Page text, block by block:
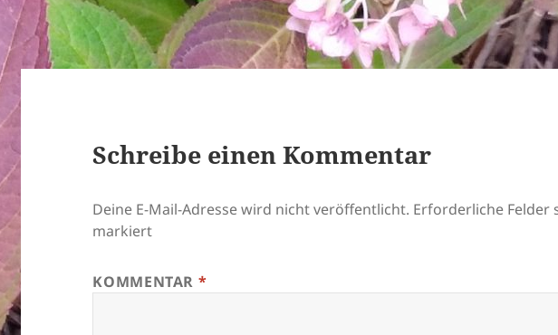
Schreibe einen Kommentar
Deine E-Mail-Adresse wird nicht veröffentlicht. Erforderliche
markiert
KOMMENTAR *